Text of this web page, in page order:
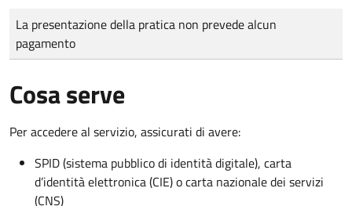
Tipo di pagamento
Importo
La presentazione della pratica non prevede alcun
pagamento
Cosa serve
Per accedere al servizio, assicurati di avere:
SPID (sistema pubblico di identità digitale), carta
d’identità elettronica (CIE) o carta nazionale dei servizi
(CNS)